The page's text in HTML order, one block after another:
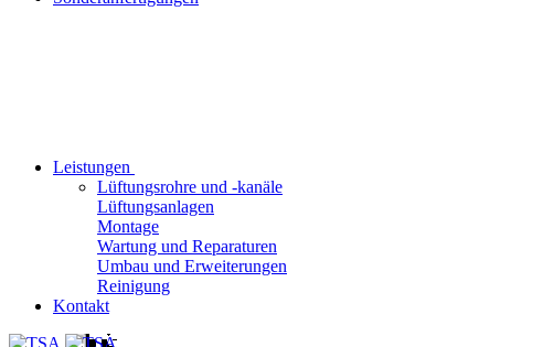
Leistungen
Lüftungsrohre und -kanäle
Lüftungsanlagen
Montage
Wartung und Reparaturen
Umbau und Erweiterungen
Reinigung
Kontakt